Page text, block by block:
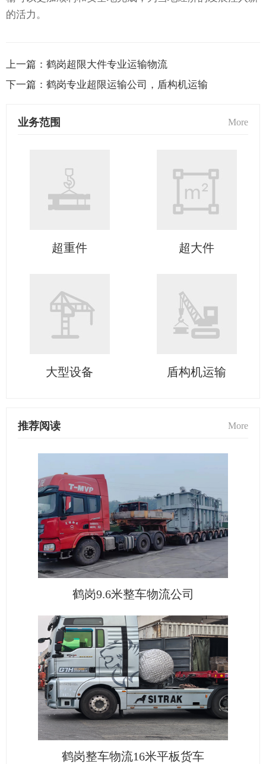
的活力。
上一篇： 鹤岗超限大件专业运输物流
下一篇： 鹤岗专业超限运输公司，盾构机运输
业务范围 More
超重件 超大件
大型设备 盾构机运输
推荐阅读 More
鹤岗9.6米整车物流公司
鹤岗整车物流16米平板货车